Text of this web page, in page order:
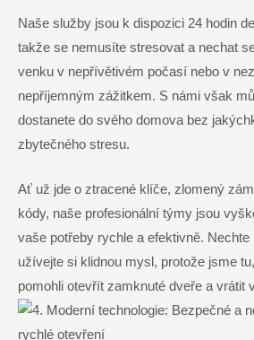
Naše služby jsou k dispozici 24 hodin
takže se nemusíte stresovat a nechat
venku v nepřívětivém počasí nebo v
nepříjemným zážitkem. S námi však
dostanete do svého domova bez
zbytečného stresu.
Ať už jde o ztracené klíče, zlomený
kódy, naše profesionální týmy jsou
vaše potřeby rychle a efektivně.
užívejte si klidnou mysl, protože jsme
pomohli otevřít zamknuté dveře a vrátit